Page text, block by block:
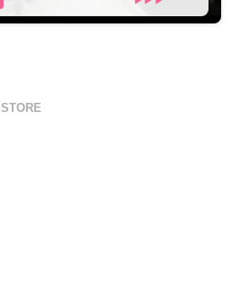
STORE